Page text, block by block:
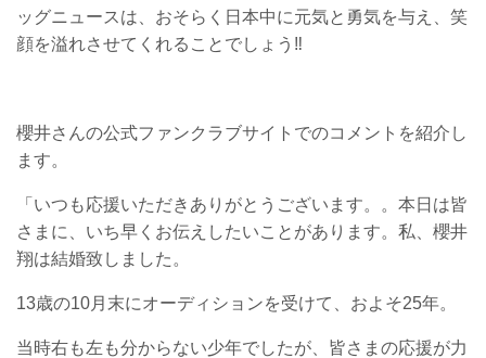
ッグニュースは、おそらく日本中に元気と勇気を与え、笑
顔を溢れさせてくれることでしょう‼
櫻井さんの公式ファンクラブサイトでのコメントを紹介し
ます。
「いつも応援いただきありがとうございます。。本日は皆
さまに、いち早くお伝えしたいことがあります。私、櫻井
翔は結婚致しました。
13歳の10月末にオーディションを受けて、およそ25年。
当時右も左も分からない少年でしたが、皆さまの応援が力